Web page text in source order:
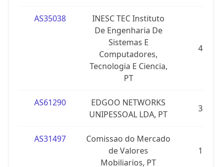
AS35038
INESC TEC Instituto
De Engenharia De
Sistemas E
Computadores,
Tecnologia E Ciencia,
PT
4
AS61290
EDGOO NETWORKS
UNIPESSOAL LDA, PT
3
AS31497
Comissao do Mercado
de Valores
Mobiliarios, PT
1